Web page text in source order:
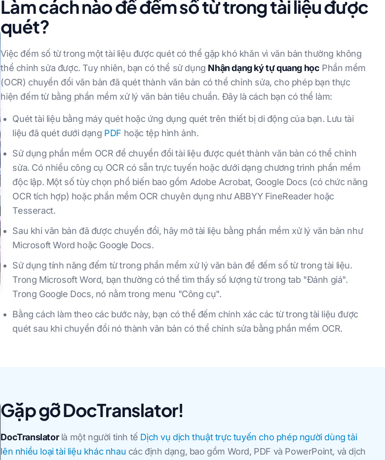
Làm cách nào để đếm số từ trong tài liệu được
quét?
Việc đếm số từ trong một tài liệu được quét có thể gặp khó khăn vì văn bản thường không
thể chỉnh sửa được. Tuy nhiên, bạn có thể sử dụng Nhận dạng ký tự quang học Phần mềm
(OCR) chuyển đổi văn bản đã quét thành văn bản có thể chỉnh sửa, cho phép bạn thực
hiện đếm từ bằng phần mềm xử lý văn bản tiêu chuẩn. Đây là cách bạn có thể làm:
Quét tài liệu bằng máy quét hoặc ứng dụng quét trên thiết bị di động của bạn. Lưu tài
liệu đã quét dưới dạng PDF hoặc tệp hình ảnh.
Sử dụng phần mềm OCR để chuyển đổi tài liệu được quét thành văn bản có thể chỉnh
sửa. Có nhiều công cụ OCR có sẵn trực tuyến hoặc dưới dạng chương trình phần mềm
độc lập. Một số tùy chọn phổ biến bao gồm Adobe Acrobat, Google Docs (có chức năng
OCR tích hợp) hoặc phần mềm OCR chuyên dụng như ABBYY FineReader hoặc
Tesseract.
Sau khi văn bản đã được chuyển đổi, hãy mở tài liệu bằng phần mềm xử lý văn bản như
Microsoft Word hoặc Google Docs.
Sử dụng tính năng đếm từ trong phần mềm xử lý văn bản để đếm số từ trong tài liệu.
Trong Microsoft Word, bạn thường có thể tìm thấy số lượng từ trong tab "Đánh giá".
Trong Google Docs, nó nằm trong menu "Công cụ".
Bằng cách làm theo các bước này, bạn có thể đếm chính xác các từ trong tài liệu được
quét sau khi chuyển đổi nó thành văn bản có thể chỉnh sửa bằng phần mềm OCR.
Gặp gỡ DocTranslator!
DocTranslatorlà một người tinh tế Dịch vụ dịch thuật trực tuyến cho phép người dùng tải
lên nhiều loại tài liệu khác nhau các định dạng, bao gồm Word, PDF và PowerPoint, và dịch